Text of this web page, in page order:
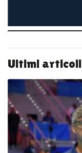
Ultimi articoli